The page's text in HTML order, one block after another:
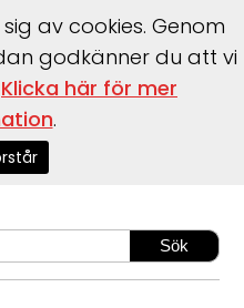
– Begränsat antal!
av cookies. Genom
godkänner du att vi
Klicka här för mer
.